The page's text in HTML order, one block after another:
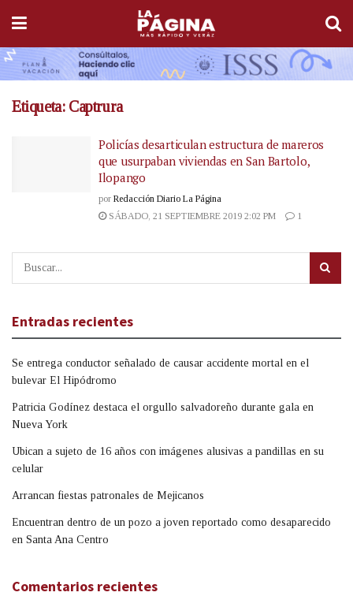
Etiqueta: Captrura
Policías desarticulan estructura de mareros
que usurpaban viviendas en San Bartolo,
Ilopango
por Redacción Diario La Página
SÁBADO, 21 SEPTIEMBRE 2019 2:02 PM
1
Entradas recientes
Se entrega conductor señalado de causar accidente mortal en el
bulevar El Hipódromo
Patricia Godínez destaca el orgullo salvadoreño durante gala en
Nueva York
Ubican a sujeto de 16 años con imágenes alusivas a pandillas en su
celular
Arrancan fiestas patronales de Mejicanos
Encuentran dentro de un pozo a joven reportado como desaparecido
en Santa Ana Centro
Comentarios recientes